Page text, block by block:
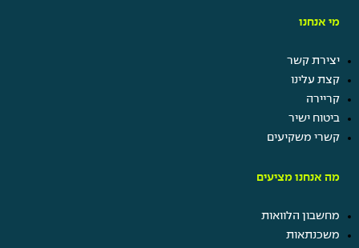
מי אנחנו
יצירת קשר
קצת עלינו
קריירה
ביטוח ישיר
קשרי משקיעים
מה אנחנו מציעים
מחשבון הלוואות
משכנתאות